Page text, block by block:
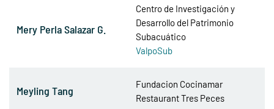
Mery Perla Salazar G.
Centro de Investigación y
Desarrollo del Patrimonio
Subacuático
ValpoSub
Meyling Tang
Fundacion Cocinamar
Restaurant Tres Peces